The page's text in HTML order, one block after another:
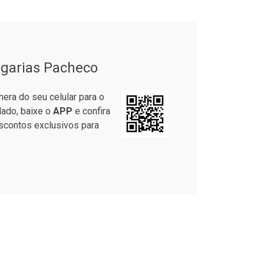
Pacheco
do seu celular para o
baixe o APP e confira
exclusivos para